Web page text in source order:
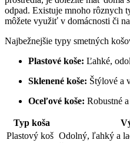
odpad. Existuje mnoho rôznych
môžete využiť v domácnosti či
Najbežnejšie typy smetných
Plastové koše: Ľahké,
Sklenené koše: Štýlové a
Oceľové koše: Robustné
Typ koša
Plastový koš Odolný, ľahký a